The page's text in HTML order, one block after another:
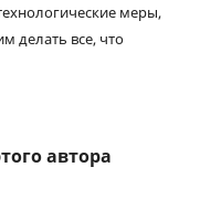
меры,
делать все, что
автора